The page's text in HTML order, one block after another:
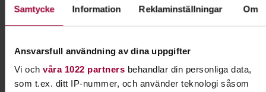
Samtycke Information Reklaminställningar Om
Ansvarsfull användning av dina uppgifter
Vi och våra 1022 partnersbehandlar din personliga data,
som t.ex. ditt IP-nummer, och använder teknologi såsom
Lydnad för alla hundar
Har du en hund som vill lära sig nya tricks? Gillar
du att tävla? Prova rallylydnad!